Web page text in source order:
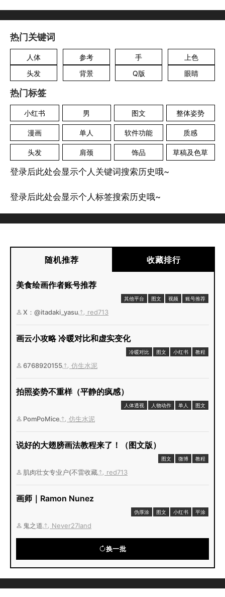
热门关键词
人体 参考 手
上色
头发
背景 Q版 眼睛
热门标签
小红书 男 图文 整体姿势
漫画 单人 软件功能 质感
头发 肩颈 饰品 草稿及色草
登录后此处会显示个人关键词搜索历史哦~
登录后此处会显示个人标签搜索历史哦~
随机推荐 收藏排行
美食绘画作者账号推荐
其他平台 图文 视频 账号推荐
X：@itadaki_yasu red713
画云小攻略 冷暖对比和虚实变化
冷暖对比 图文 小红书 教程
6768920155 仿生水泥
拍照姿势不重样（平静的疯感）
人体透视 人物动作 单人 图文
PomPoMice 仿生水泥
说好的大翅膀画法教程来了！（图文版）
图文 微博 教程
肌肉壮女专业户(不雷收藏 red713
画师｜Ramon Nunez
伪厚涂 图文 小红书 平涂
鬼之道 Never27land
换一批